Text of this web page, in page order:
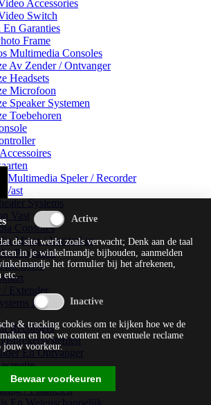
Accessories
Switch
En Garanties
Frame
Multimedia Consoles
Av Zender / Ontvanger
Headsets
Microfoon
Speaker Systemen
Toebehoren
Multimedia Speler / Recorder
Vast
Systems
Vast
Consoles
Mixer / Versterker
Productie
Drive
/ Extender
Hi-fi
Recorders
En Ontvanger
/ Financiën
de site werkt zoals verwacht; Denk aan de taal
in je winkelmandje bijhouden, aanmelden
het formulier bij het afrekenen,
etc.
& tracking cookies om te kijken hoe we de
en hoe we content en eventuele reclame
jouw voorkeur.
Bewaar voorkeuren